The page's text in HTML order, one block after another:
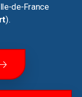
de-France
).